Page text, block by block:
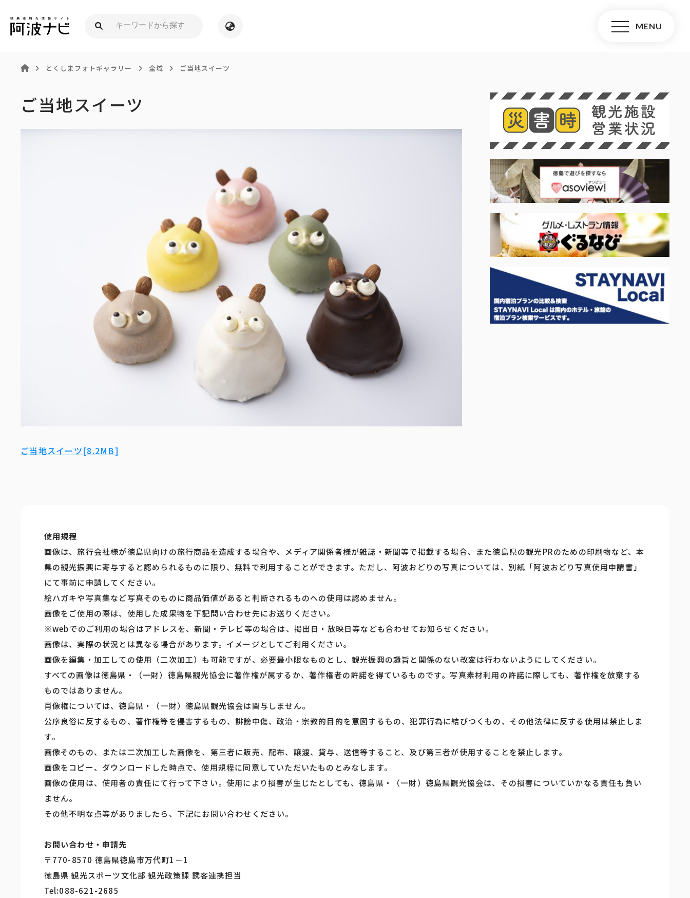
とくしまフォトギャラリー 全域 ご当地スイーツ
ご当地スイーツ
ご当地スイーツ[8.2MB]
使用規程
画像は、旅行会社様が徳島県向けの旅行商品を造成する場合や、メディア関係者様が雑誌・新聞等で掲載する場合、また徳島県の観光PRのための印刷物など、本
県の観光振興に寄与すると認められるものに限り、無料で利用することができます。ただし、阿波おどりの写真については、別紙「阿波おどり写真使用申請書」
にて事前に申請してください。
絵ハガキや写真集など写真そのものに商品価値があると判断されるものへの使用は認めません。
画像をご使用の際は、使用した成果物を下記問い合わせ先にお送りください。
※webでのご利用の場合はアドレスを、新聞・テレビ等の場合は、掲出日・放映日等なども合わせてお知らせください。
画像は、実際の状況とは異なる場合があります。イメージとしてご利用ください。
画像を編集・加工しての使用（二次加工）も可能ですが、必要最小限なものとし、観光振興の趣旨と関係のない改変は行わないようにしてください。
すべての画像は徳島県・（一財）徳島県観光協会に著作権が属するか、著作権者の許諾を得ているものです。写真素材利用の許諾に際しても、著作権を放棄する
ものではありません。
肖像権については、徳島県・（一財）徳島県観光協会は関与しません。
公序良俗に反するもの、著作権等を侵害するもの、誹謗中傷、政治・宗教的目的を意図するもの、犯罪行為に結びつくもの、その他法律に反する使用は禁止しま
す。
画像そのもの、または二次加工した画像を、第三者に販売、配布、譲渡、貸与、送信等すること、及び第三者が使用することを禁止します。
画像をコピー、ダウンロードした時点で、使用規程に同意していただいたものとみなします。
画像の使用は、使用者の責任にて行って下さい。使用により損害が生じたとしても、徳島県・（一財）徳島県観光協会は、その損害についていかなる責任も負い
ません。
その他不明な点等がありましたら、下記にお問い合わせください。
お問い合わせ・申請先
〒770-8570 徳島県徳島市万代町1－1
徳島県 観光スポーツ文化部 観光政策課 誘客連携担当
Tel:088-621-2685